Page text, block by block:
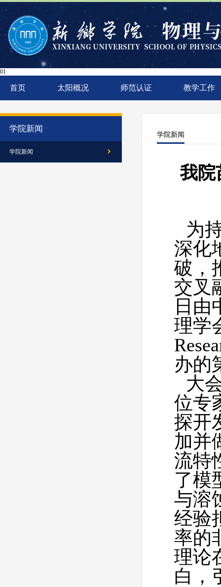
太
01
首页 太阳概况 师范认证 教学工作
学院新闻
学院新闻
学院新闻
我院
为
深化
破，
交叉
日由
理学
办的
大
位专
探开
加并
流特
了模
与溶
经验
率的
理论
白，